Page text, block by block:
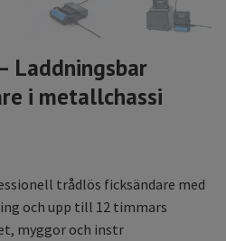
Laddningsbar
i metallchassi
trådlös ficksändare med
och upp till 12 timmars
myggor och instr